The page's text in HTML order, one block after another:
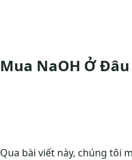
Mua NaOH Ở Đâu
Qua bài viết này, chúng tôi